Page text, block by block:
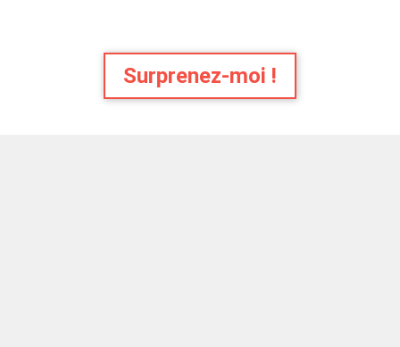
Surprenez-moi !